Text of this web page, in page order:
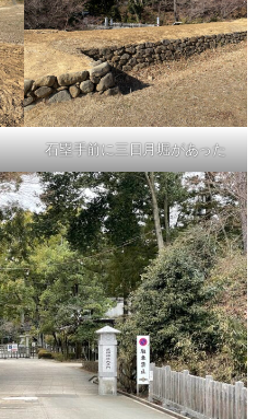
石塁手前に三日月堀があった